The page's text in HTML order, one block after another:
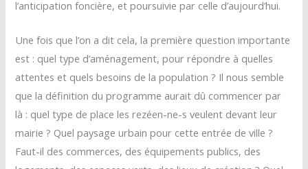
l’anticipation foncière, et poursuivie par celle d’aujourd’hui.
Une fois que l’on a dit cela, la première question importante
est : quel type d’aménagement, pour répondre à quelles
attentes et quels besoins de la population ? Il nous semble
que la définition du programme aurait dû commencer par
là : quel type de place les rezéen-ne-s veulent devant leur
mairie ? Quel paysage urbain pour cette entrée de ville ?
Faut-il des commerces, des équipements publics, des